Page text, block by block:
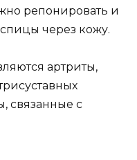
репонировать и
через кожу.
артриты,
связанные с